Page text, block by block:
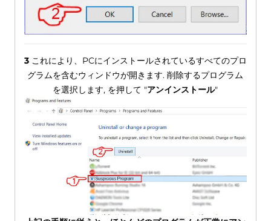
3これにより、PCにインストールされているすべてのプロ
グラムを含むウィンドウが開きます. 削除するプログラム
を選択します, を押して "アンインストール"